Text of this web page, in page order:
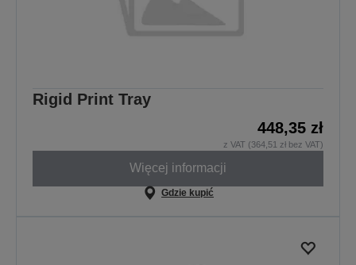
Rigid Print Tray
448,35 zł
z VAT (364,51 zł bez VAT)
Więcej informacji
Gdzie kupić